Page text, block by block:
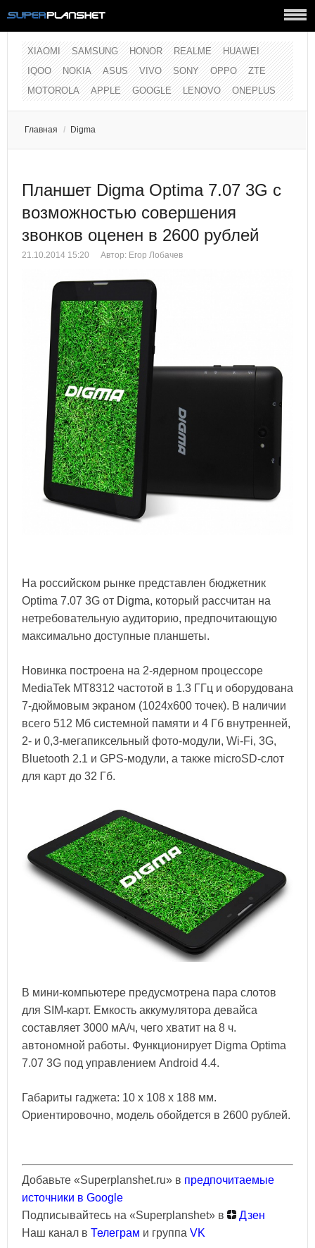
XIAOMI SAMSUNG HONOR REALME
HUAWEI
IQOO
NOKIA ASUS VIVO SONY OPPO
ZTE
MOTOROLA
APPLE GOOGLE LENOVO ONEPLUS
Главная / Digma
Планшет Digma Optima 7.07 3G с
возможностью совершения
звонков оценен в 2600 рублей
21.10.2014 15:20 Автор: Егор Лобачев
На российском рынке представлен бюджетник
Optima 7.07 3G от Digma, который рассчитан на
нетребовательную аудиторию, предпочитающую
максимально доступные планшеты.
Новинка построена на 2-ядерном процессоре
MediaTek MT8312 частотой в 1.3 ГГц и оборудована
7-дюймовым экраном (1024х600 точек). В наличии
всего 512 Мб системной памяти и 4 Гб внутренней,
2- и 0,3-мегапиксельный фото-модули, Wi-Fi, 3G,
Bluetooth 2.1 и GPS-модули, а также microSD-слот
для карт до 32 Гб.
В мини-компьютере предусмотрена пара слотов
для SIM‑карт. Емкость аккумулятора девайса
составляет 3000 мА/ч, чего хватит на 8 ч.
автономной работы. Функционирует Digma Optima
7.07 3G под управлением Android 4.4.
Габариты гаджета: 10 х 108 х 188 мм.
Ориентировочно, модель обойдется в 2600 рублей.
Добавьте «Superplanshet.ru» в предпочитаемые
источники в Google
Подписывайтесь на «Superplanshet» в
Дзен
Наш канал в Телеграм и группа VK